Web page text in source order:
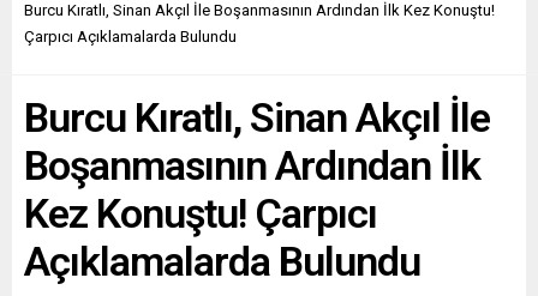
Burcu Kıratlı, Sinan Akçıl İle Boşanmasının Ardından İlk Kez Konuştu!
Çarpıcı Açıklamalarda Bulundu
Burcu Kıratlı, Sinan Akçıl İle
Boşanmasının Ardından İlk
Kez Konuştu! Çarpıcı
Açıklamalarda Bulundu